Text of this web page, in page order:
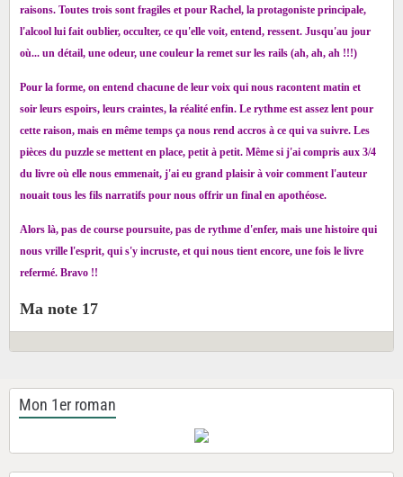
raisons. Toutes trois sont fragiles et pour Rachel, la protagoniste principale,
l'alcool lui fait oublier, occulter, ce qu'elle voit, entend, ressent. Jusqu'au jour
où... un détail, une odeur, une couleur la remet sur les rails (ah, ah, ah !!!)
Pour la forme, on entend chacune de leur voix qui nous racontent matin et
soir leurs espoirs, leurs craintes, la réalité enfin. Le rythme est assez lent pour
cette raison, mais en même temps ça nous rend accros à ce qui va suivre. Les
pièces du puzzle se mettent en place, petit à petit. Même si j'ai compris aux 3/4
du livre où elle nous emmenait, j'ai eu grand plaisir à voir comment l'auteur
nouait tous les fils narratifs pour nous offrir un final en apothéose.
Alors là, pas de course poursuite, pas de rythme d'enfer, mais une histoire qui
nous vrille l'esprit, qui s'y incruste, et qui nous tient encore, une fois le livre
refermé. Bravo !!
Ma note 17
Mon 1er roman